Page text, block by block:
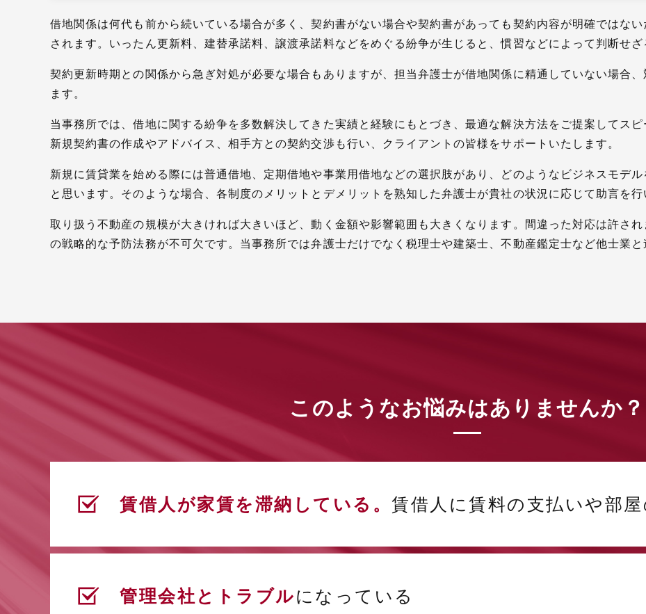
借地関係は何代も前から続いている場合が多く、契約書がない場合や契約書があっても契約内容が明確ではな
されます。いったん更新料、建替承諾料、譲渡承諾料などをめぐる紛争が生じると、慣習などによって判断せざ
契約更新時期との関係から急ぎ対処が必要な場合もありますが、担当弁護士が借地関係に精通していない場合
ます。
当事務所では、借地に関する紛争を多数解決してきた実績と経験にもとづき、最適な解決方法をご提案してス
新規契約書の作成やアドバイス、相手方との契約交渉も行い、クライアントの皆様をサポートいたします。
新規に賃貸業を始める際には普通借地、定期借地や事業用借地などの選択肢があり、どのようなビジネスモデ
と思います。そのような場合、各制度のメリットとデメリットを熟知した弁護士が貴社の状況に応じて助言を行
取り扱う不動産の規模が大きければ大きいほど、動く金額や影響範囲も大きくなります。間違った対応は許さ
の戦略的な予防法務が不可欠です。当事務所では弁護士だけでなく税理士や建築士、不動産鑑定士など他士業
このようなお悩みはありませんか？
賃借人が家賃を滞納している。 賃借人に賃料の支払いや部
管理会社とトラブルになっている